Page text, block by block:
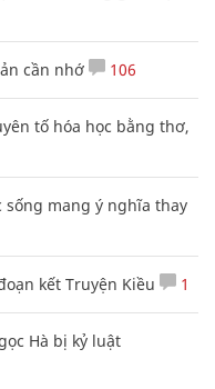
cần nhớ 106
tố hóa học bằng thơ,
sống mang ý nghĩa thay
kết Truyện Kiều 1
Hà bị kỷ luật